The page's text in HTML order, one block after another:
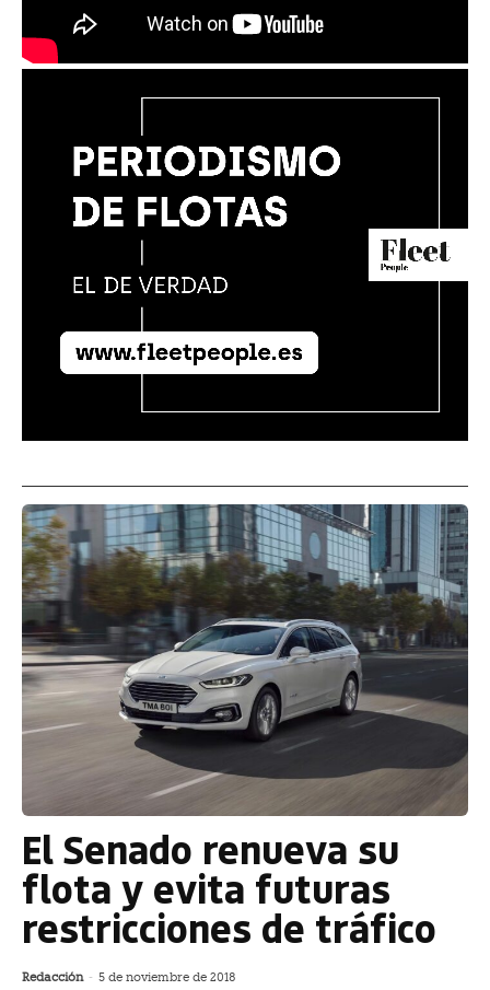
El Senado renueva su
flota y evita futuras
restricciones de tráfico
Redacción - 5 de noviembre de 2018